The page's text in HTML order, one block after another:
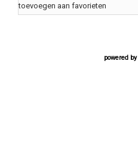
toevoegen aan favorieten
powered by